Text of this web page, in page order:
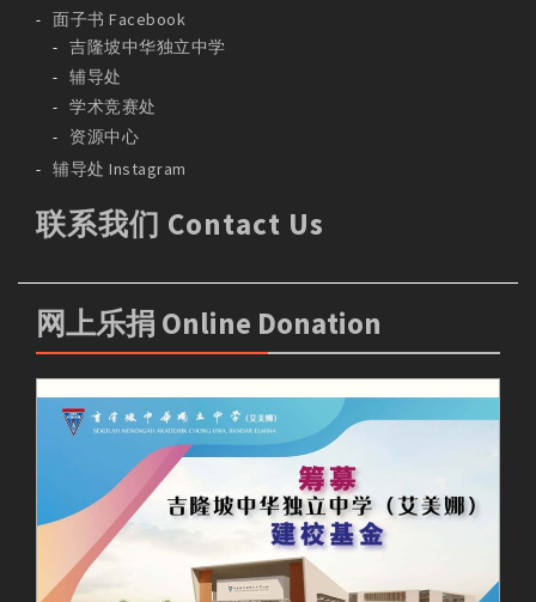
面子书 Facebook
吉隆坡中华独立中学
辅导处
学术竞赛处
资源中心
辅导处 Instagram
联系我们 Contact Us
网上乐捐 Online Donation